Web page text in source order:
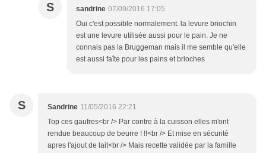
S sandrine 07/09/2016 17:05
Oui c'est possible normalement. la levure briochin
est une levure utilisée aussi pour le pain. Je ne
connais pas la Bruggeman mais il me semble qu'elle
est aussi faîte pour les pains et brioches
S Sandrine 11/05/2016 22:21
Top ces gaufres<br /> Par contre à la cuisson elles m'ont
rendue beaucoup de beurre ! !!<br /> Et mise en sécurité
apres l'ajout de lait<br /> Mais recette validée par la famille